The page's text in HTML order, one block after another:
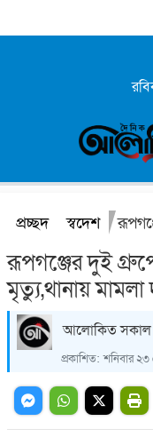
প্রচ্ছদ স্বদেশ
রূপগঞ্জের দুই
মৃত্যু,থানায় মামলা
আলোকিত সকাল
প্রকাশিত: শনিবার